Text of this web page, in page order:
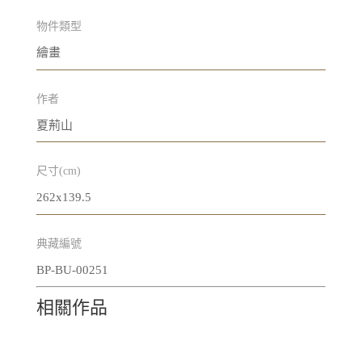
物件類型
繪畫
作者
夏荊山
尺寸(cm)
262x139.5
典藏編號
BP-BU-00251
相關作品